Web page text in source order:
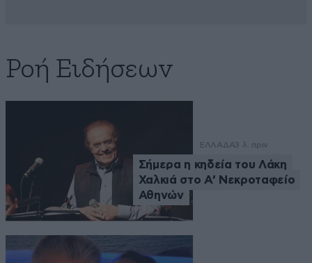
Ροή Ειδήσεων
ΕΛΛΑΔΑ3 λ. πριν
Σήμερα η κηδεία του Λάκη
Χαλκιά στο Α’ Νεκροταφείο
Αθηνών